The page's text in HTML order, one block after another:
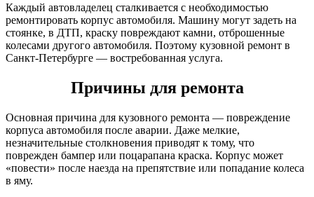
Каждый автовладелец сталкивается с необходимостью
ремонтировать корпус автомобиля. Машину могут задеть на
стоянке, в ДТП, краску повреждают камни, отброшенные
колесами другого автомобиля. Поэтому кузовной ремонт в
Санкт-Петербурге — востребованная услуга.
Причины для ремонта
Основная причина для кузовного ремонта — повреждение
корпуса автомобиля после аварии. Даже мелкие,
незначительные столкновения приводят к тому, что
поврежден бампер или поцарапана краска. Корпус может
«повести» после наезда на препятствие или попадание колеса
в яму.